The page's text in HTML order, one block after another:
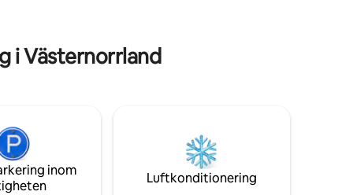
i Västernorrland
inom
Luftkonditionering